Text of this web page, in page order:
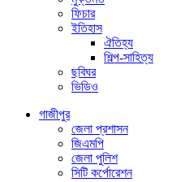
ফিচার
ইতিহাস
ঐতিহ্য
শিল্প-সাহিত্য
ছবিঘর
ভিডিও
গাজীপুর
জেলা প্রশাসন
জিএমপি
জেলা পুলিশ
সিটি কর্পোরেশন